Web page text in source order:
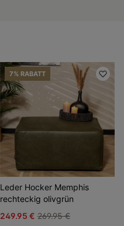
7% RABATT
Leder Hocker Memphis
rechteckig olivgrün
249.95 € 269.95 €